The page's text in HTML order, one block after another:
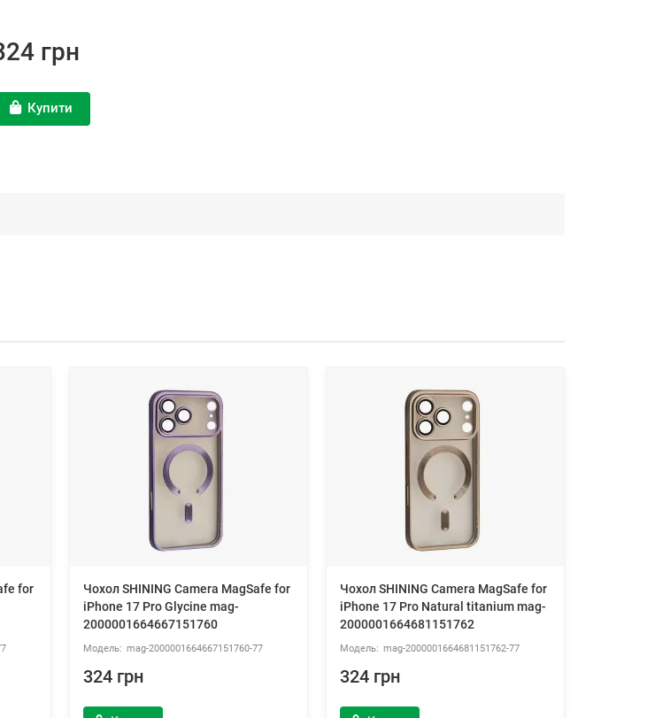
грн
Купити
for
Чохол SHINING Camera MagSafe for
iPhone 17 Pro Glycine mag-
2000001664667151760
mag-2000001664667151760-77
324 грн
Чохол SHINING Camera MagSafe for
iPhone 17 Pro Natural titanium mag-
2000001664681151762
mag-2000001664681151762-77
324 грн